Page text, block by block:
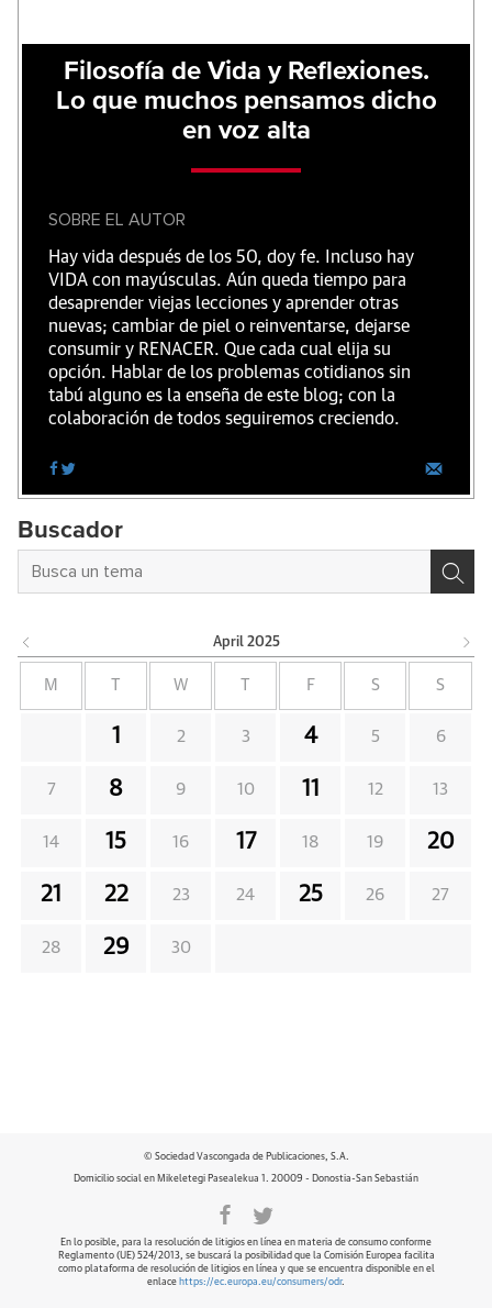
Filosofía de Vida y Reflexiones.
Lo que muchos pensamos dicho
en voz alta
SOBRE EL AUTOR
Hay vida después de los 50, doy fe. Incluso hay
VIDA con mayúsculas. Aún queda tiempo para
desaprender viejas lecciones y aprender otras
nuevas; cambiar de piel o reinventarse, dejarse
consumir y RENACER. Que cada cual elija su
opción. Hablar de los problemas cotidianos sin
tabú alguno es la enseña de este blog; con la
colaboración de todos seguiremos creciendo.
Buscador
April 2025
M T W T F S S
1 2 3 4 5 6
7 8 9 10 11 12 13
14 15 16 17 18 19 20
21 22 23 24 25 26 27
28 29 30
© Sociedad Vascongada de Publicaciones, S.A.
Domicilio social en Mikeletegi Pasealekua 1. 20009 - Donostia-San Sebastián
En lo posible, para la resolución de litigios en línea en materia de consumo conforme
Reglamento (UE) 524/2013, se buscará la posibilidad que la Comisión Europea facilita
como plataforma de resolución de litigios en línea y que se encuentra disponible en el
enlace https://ec.europa.eu/consumers/odr.